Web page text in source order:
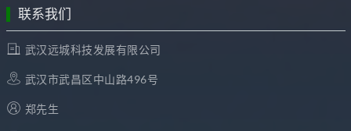
联系我们
武汉远城科技发展有限公司
武汉市武昌区中山路496号
郑先生